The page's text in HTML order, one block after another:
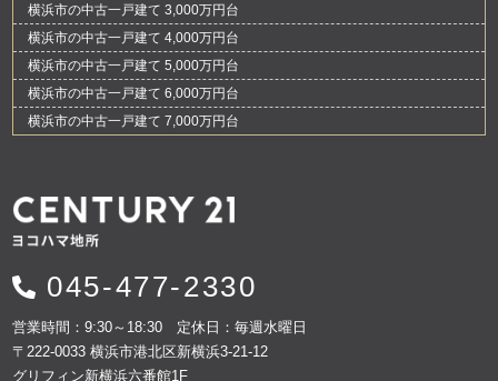
横浜市の中古一戸建て 3,000万円台
横浜市の中古一戸建て 4,000万円台
横浜市の中古一戸建て 5,000万円台
横浜市の中古一戸建て 6,000万円台
横浜市の中古一戸建て 7,000万円台
045-477-2330
営業時間：9:30～18:30 定休日：毎週水曜日
〒222-0033 横浜市港北区新横浜3-21-12
グリフィン新横浜六番館1F